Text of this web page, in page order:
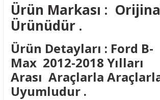
Ürün Markası :
Ürünüdür .
Ürün Detayları : Ford B-
Max 2012-2018 Yılları
Arası Araçlarla
Uyumludur .